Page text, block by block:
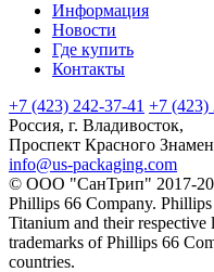
Информация
Новости
Где купить
Контакты
+7 (423) 242-37-41 +7 (423)
Россия, г. Владивосток,
Проспект Красного
info@us-packaging.com
© ООО "СанТрип" 2017-
Phillips 66 Company.
Titanium and their respective
trademarks of Phillips 66
countries.